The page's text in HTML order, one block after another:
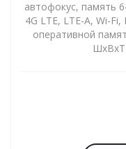
автофокус, память
4G LTE, LTE-A, Wi-
оперативной
ШxВxТ